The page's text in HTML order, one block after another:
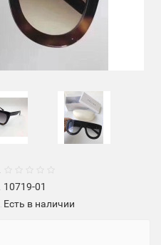
10719-01
Есть в наличии